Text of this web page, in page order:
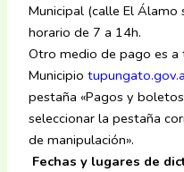
Municipal (calle El Álamo
horario de 7 a 14h.
Otro medio de pago es
Municipio
pestaña «Pagos y
seleccionar la pestaña
de manipulación».
Fechas y lugares de